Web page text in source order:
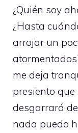
¿Quién soy
¿Hasta
arrojar un
me deja
presiento que
desgarrará
nada puedo